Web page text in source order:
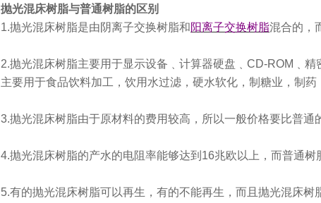
抛光混床树脂与普通树脂的区别
1.抛光混床树脂是由阴离子交换树脂和阳离子交换树脂混合的，
2.抛光混床树脂主要用于显示设备﹑计算器硬盘﹑CD-ROM﹑
主要用于食品饮料加工，饮用水过滤，硬水软化，制糖业，制药
3.抛光混床树脂由于原材料的费用较高，所以一般价格要比普
4.抛光混床树脂的产水的电阻率能够达到16兆欧以上，而普通树
5.有的抛光混床树脂可以再生，有的不能再生，而且抛光混床